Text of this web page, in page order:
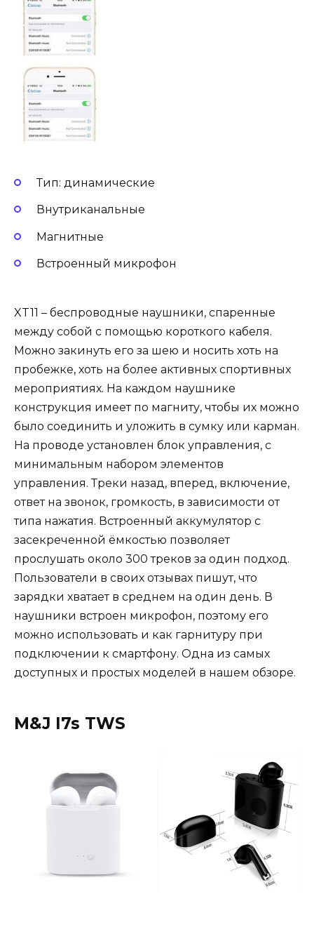
Тип: динамические
Внутриканальные
Магнитные
Встроенный микрофон
XT11 – беспроводные наушники, спаренные
между собой с помощью короткого кабеля.
Можно закинуть его за шею и носить хоть на
пробежке, хоть на более активных спортивных
мероприятиях. На каждом наушнике
конструкция имеет по магниту, чтобы их можно
было соединить и уложить в сумку или карман.
На проводе установлен блок управления, с
минимальным набором элементов
управления. Треки назад, вперед, включение,
ответ на звонок, громкость, в зависимости от
типа нажатия. Встроенный аккумулятор с
засекреченной ёмкостью позволяет
прослушать около 300 треков за один подход.
Пользователи в своих отзывах пишут, что
зарядки хватает в среднем на один день. В
наушники встроен микрофон, поэтому его
можно использовать и как гарнитуру при
подключении к смартфону. Одна из самых
доступных и простых моделей в нашем обзоре.
M&J I7s TWS